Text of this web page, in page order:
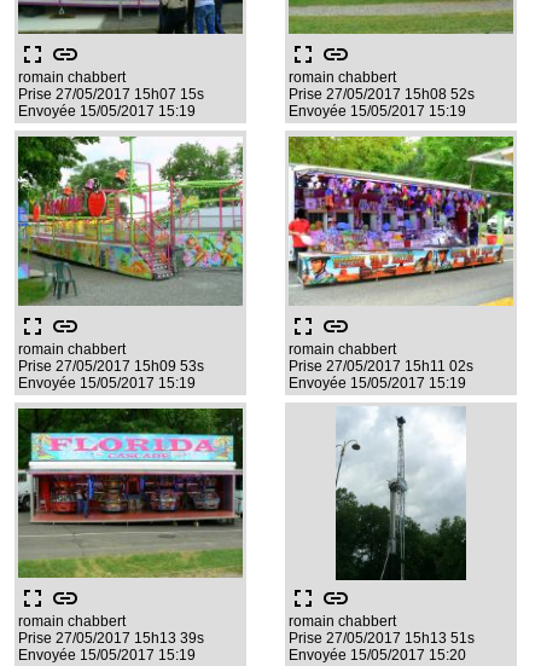
fullscreen link
romain chabbert
Prise 27/05/2017 15h07 15s
Envoyée 15/05/2017 15:19
fullscreen link
romain chabbert
Prise 27/05/2017 15h08 52s
Envoyée 15/05/2017 15:19
fullscreen link
romain chabbert
Prise 27/05/2017 15h09 53s
Envoyée 15/05/2017 15:19
fullscreen link
romain chabbert
Prise 27/05/2017 15h11 02s
Envoyée 15/05/2017 15:19
fullscreen link
romain chabbert
Prise 27/05/2017 15h13 39s
Envoyée 15/05/2017 15:19
fullscreen link
romain chabbert
Prise 27/05/2017 15h13 51s
Envoyée 15/05/2017 15:20